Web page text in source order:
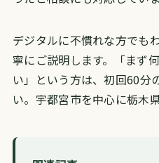
デジタルに不慣れな方でも
寧にご説明します。「まず
い」という方は、初回60分
い。宇都宮市を中心に栃木